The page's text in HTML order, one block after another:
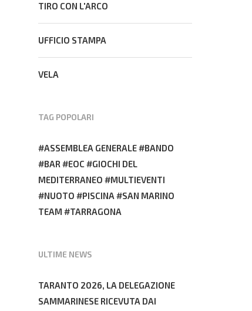
TIRO CON L'ARCO
UFFICIO STAMPA
VELA
TAG POPOLARI
ASSEMBLEA GENERALE
BANDO
BAR
EOC
GIOCHI DEL
MEDITERRANEO
MULTIEVENTI
NUOTO
PISCINA
SAN MARINO
TEAM
TARRAGONA
ULTIME NEWS
TARANTO 2026, LA DELEGAZIONE
SAMMARINESE RICEVUTA DAI